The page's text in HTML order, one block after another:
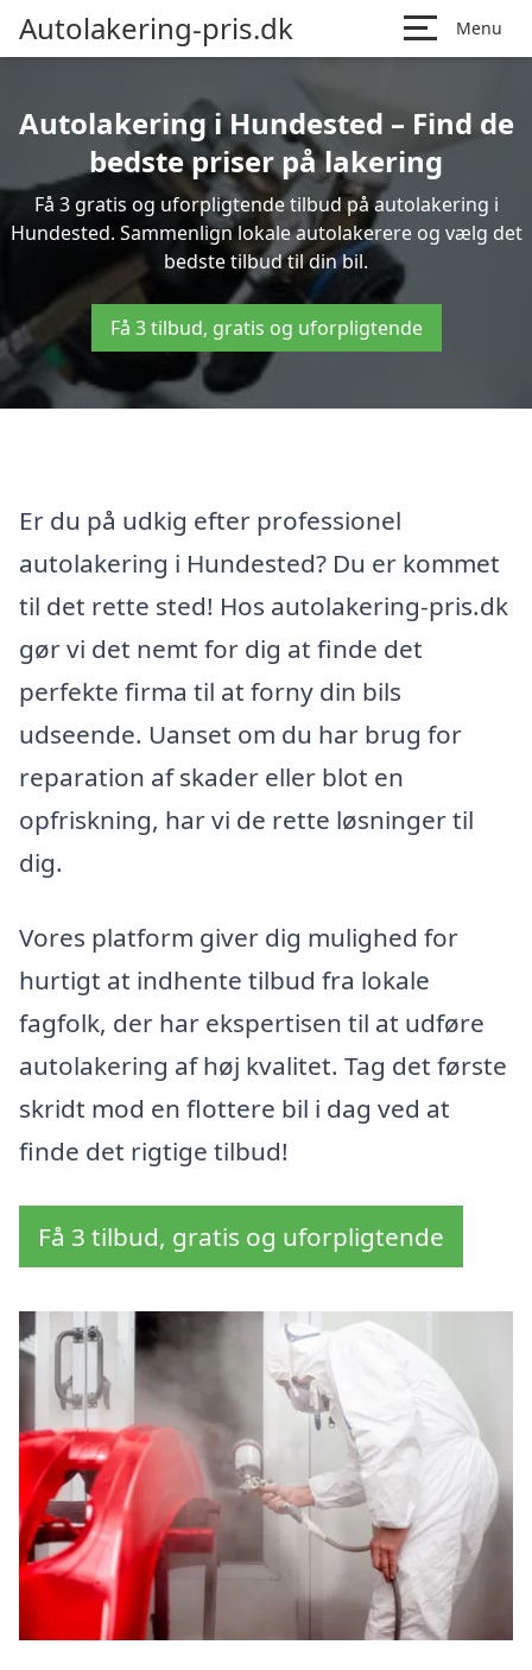
Autolakering-pris.dk Menu
Autolakering i Hundested – Find de
bedste priser på lakering
Få 3 gratis og uforpligtende tilbud på autolakering i
Hundested. Sammenlign lokale autolakerere og vælg det
bedste tilbud til din bil.
Få 3 tilbud, gratis og uforpligtende
Er du på udkig efter professionel
autolakering i Hundested? Du er kommet
til det rette sted! Hos autolakering-pris.dk
gør vi det nemt for dig at finde det
perfekte firma til at forny din bils
udseende. Uanset om du har brug for
reparation af skader eller blot en
opfriskning, har vi de rette løsninger til
dig.
Vores platform giver dig mulighed for
hurtigt at indhente tilbud fra lokale
fagfolk, der har ekspertisen til at udføre
autolakering af høj kvalitet. Tag det første
skridt mod en flottere bil i dag ved at
finde det rigtige tilbud!
Få 3 tilbud, gratis og uforpligtende